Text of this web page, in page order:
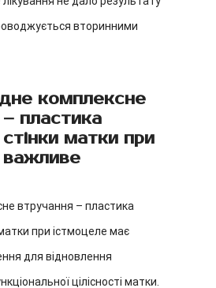
вторинними
комплексне
пластика
матки при
важливе
втручання – пластика
при істмоцеле має
для відновлення
цілісності матки.